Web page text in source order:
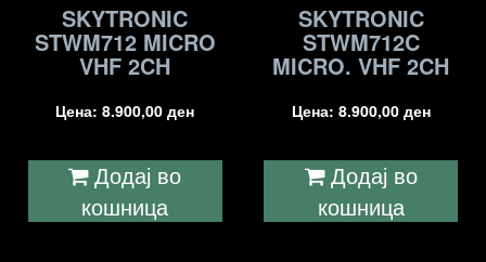
SKYTRONIC
STWM712 MICRO
VHF 2CH
Цена:8.900,00ден
Додај во
кошница
SKYTRONIC
STWM712C
MICRO. VHF 2CH
Цена: 8.900,00 ден
Додај во
кошница